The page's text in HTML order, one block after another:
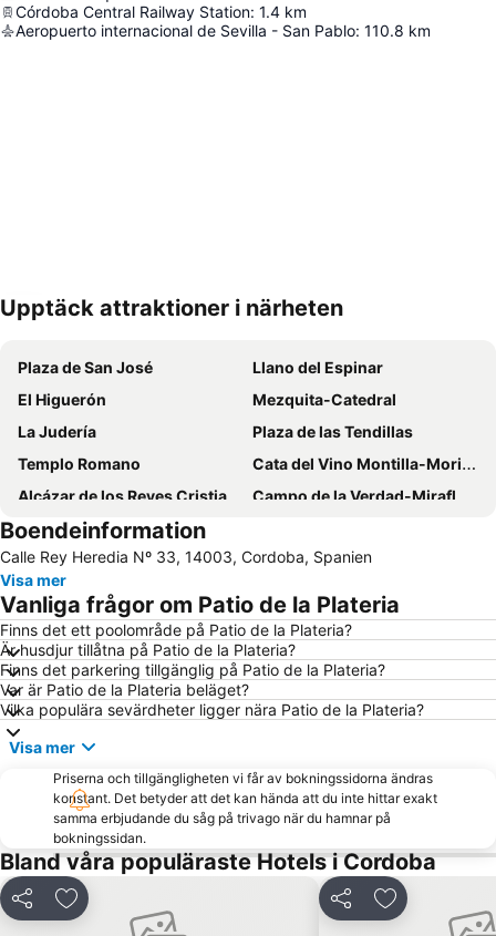
Córdoba Central Railway Station: 1.4 km
Aeropuerto internacional de Sevilla - San Pablo: 110.8 km
Förstora kartan
Upptäck attraktioner i närheten
Plaza de San José
Llano del Espinar
El Higuerón
Mezquita-Catedral
La Judería
Plaza de las Tendillas
Templo Romano
Cata del Vino Montilla-Moriles
Alcázar de los Reyes Cristianos
Campo de la Verdad-Miraflores
Sector Sur
Torre de las Monjas
Calleja de las Flores
El Arenal
Santa Rosa
Montilla
Boendeinformation
Calle Rey Heredia Nº 33, 14003, Cordoba, Spanien
Visa mer
Vanliga frågor om Patio de la Plateria
Finns det ett poolområde på Patio de la Plateria?
Är husdjur tillåtna på Patio de la Plateria?
Finns det parkering tillgänglig på Patio de la Plateria?
Var är Patio de la Plateria beläget?
Vilka populära sevärdheter ligger nära Patio de la Plateria?
Visa mer
Priserna och tillgängligheten vi får av bokningssidorna ändras
konstant. Det betyder att det kan hända att du inte hittar exakt
samma erbjudande du såg på trivago när du hamnar på
bokningssidan.
Bland våra populäraste Hotels i Cordoba
Dela Lägg till i Mina Favoriter Dela Lägg till i